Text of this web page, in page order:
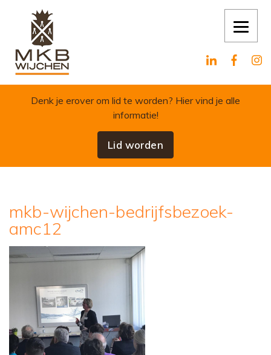
Skip to content
Denk je erover om lid te worden? Hier vind je alle
informatie!
Lid worden
mkb-wijchen-bedrijfsbezoek-
amc12